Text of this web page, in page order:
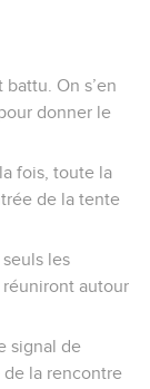
On s’en
donner le
fois, toute la
de la tente
les
réuniront autour
signal de
de la rencontre